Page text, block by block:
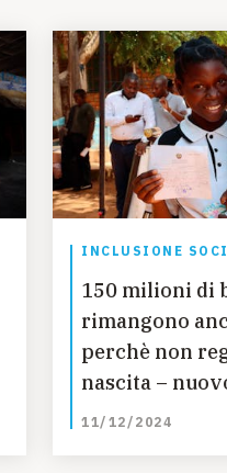
INCLUSIONE
150 milioni di
rimangono
perchè non
nascita –
11/12/2024